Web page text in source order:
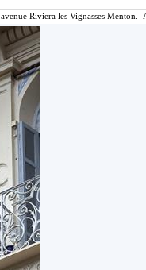
Riviera les Vignasses